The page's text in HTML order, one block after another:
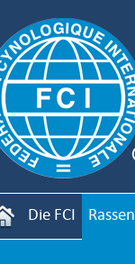
Die FCI Rassen